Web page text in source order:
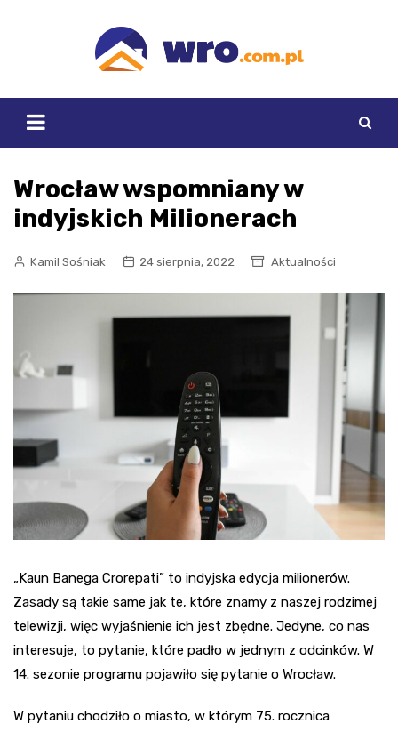
Wrocław wspomniany w
indyjskich Milionerach
Kamil Sośniak 24 sierpnia, 2022 Aktualności
„Kaun Banega Crorepati” to indyjska edycja milionerów.
Zasady są takie same jak te, które znamy z naszej rodzimej
telewizji, więc wyjaśnienie ich jest zbędne. Jedyne, co nas
interesuje, to pytanie, które padło w jednym z odcinków. W
14. sezonie programu pojawiło się pytanie o Wrocław.
W pytaniu chodziło o miasto, w którym 75. rocznica